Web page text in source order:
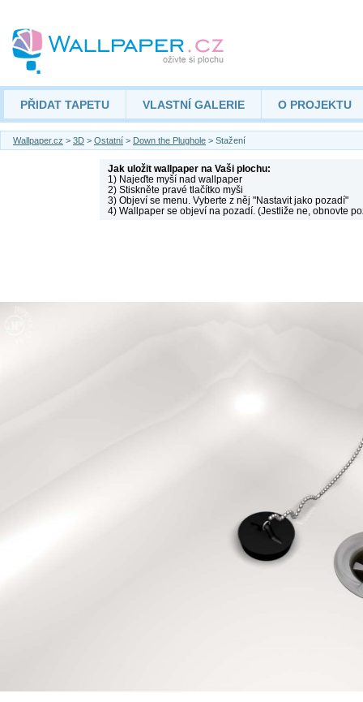
PŘIDAT TAPETU VLASTNÍ GALERIE O PROJEKTU
Wallpaper.cz > 3D > Ostatní > Down the Plughole > Stažení
Jak uložit wallpaper na Vaši plochu:
1) Najeďte myší nad wallpaper
2) Stiskněte pravé tlačítko myši
3) Objeví se menu. Vyberte z něj "Nastavit jako pozadí"
4) Wallpaper se objeví na pozadí. (Jestliže ne, obnovte